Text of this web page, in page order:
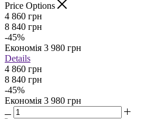
Price Options
4 860 грн
8 840 грн
-45%
Економія 3 980 грн
Details
4 860 грн
8 840 грн
-45%
Економія 3 980 грн